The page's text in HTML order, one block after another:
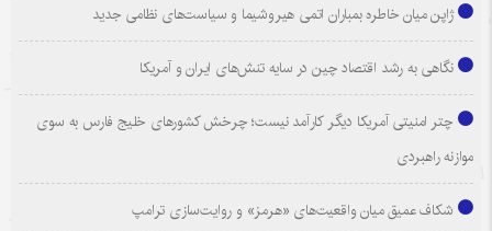
ژاپن میان خاطره بمباران اتمی هیروشیما و سیاست‌های نظامی جدید
نگاهی به رشد اقتصاد چین در سایه تنش‌های ایران و آمریکا
چتر امنیتی آمریکا دیگر کارآمد نیست؛ چرخش کشورهای خلیج فارس به سوی
موازنه راهبردی
شکاف عمیق میان واقعیت‌های «هرمز» و روایت‌سازی ترامپ